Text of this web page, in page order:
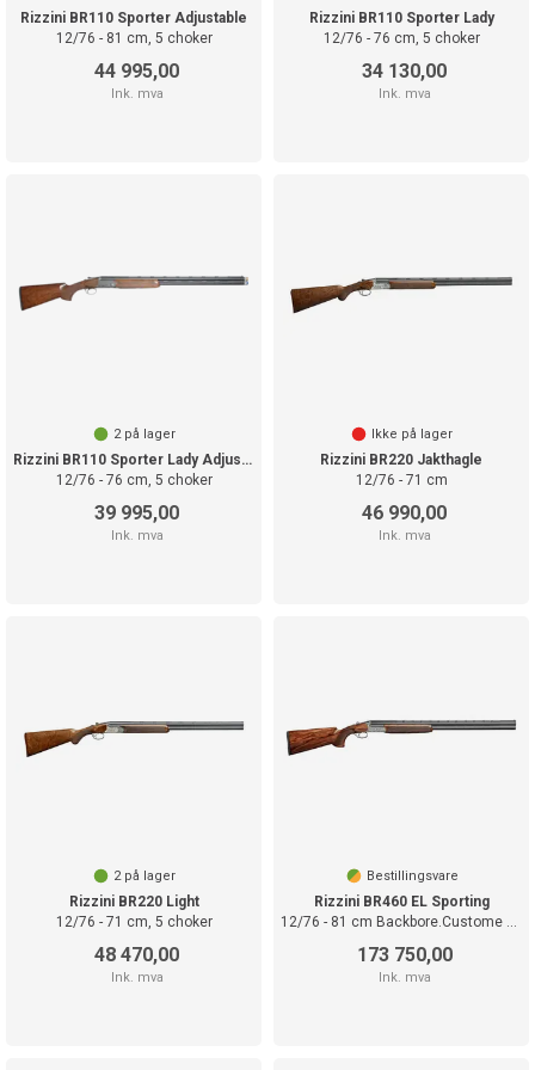
Rizzini BR110 Sporter Adjustable
12/76 - 81 cm, 5 choker
44 995,00
Ink. mva
Rizzini BR110 Sporter Lady
12/76 - 76 cm, 5 choker
34 130,00
Ink. mva
2på lager
Rizzini BR110 Sporter Lady Adjustable
12/76 - 76 cm, 5 choker
39 995,00
Ink. mva
Ikke på lager
Rizzini BR220 Jakthagle
12/76 - 71 cm
46 990,00
Ink. mva
2på lager
Rizzini BR220 Light
12/76 - 71 cm, 5 choker
48 470,00
Ink. mva
Bestillingsvare
Rizzini BR460 EL Sporting
12/76 - 81 cm Backbore.Custome stokk
173 750,00
Ink. mva